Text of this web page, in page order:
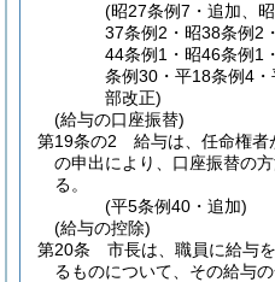
(昭27条例7・追加、
37条例2・昭38条例2
44条例1・昭46条例1
条例30・平18条例4
部改正)
(給与の口座振替)
第19条の2
給与は、任命権者
の申出により、口座振替の
る。
(平5条例40・追加)
(給与の控除)
第20条
市長は、職員に給与
るものについて、その給与